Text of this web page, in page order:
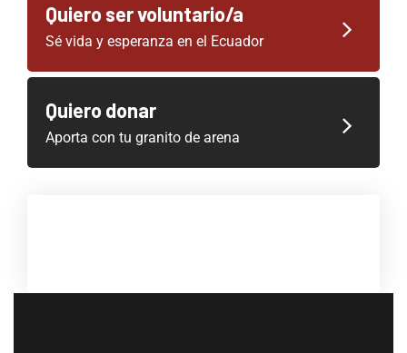
Quiero ser voluntario/a
Sé vida y esperanza en el Ecuador
Quiero donar
Aporta con tu granito de arena